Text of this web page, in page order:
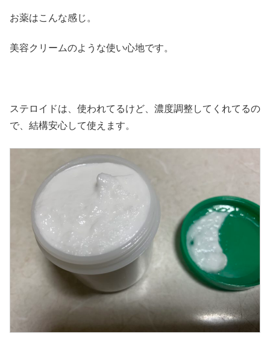
お薬はこんな感じ。
美容クリームのような使い心地です。
ステロイドは、使われてるけど、濃度調整してくれてるの
で、結構安心して使えます。